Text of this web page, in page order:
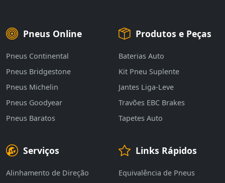
Pneus Online
Pneus Continental
Pneus Bridgestone
Pneus Michelin
Pneus Goodyear
Pneus Baratos
Produtos e Peças
Baterias Auto
Kit Pneu Suplente
Jantes Liga-Leve
Travões EBC Brakes
Tapetes Auto
Serviços
Alinhamento de Direção
Links Rápidos
Equivalência de Pneus